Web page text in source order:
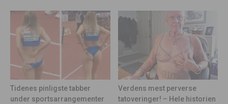
Tidenes pinligste tabber
under sportsarrangementer
Verdens mest perverse
tatoveringer! – Hele historien